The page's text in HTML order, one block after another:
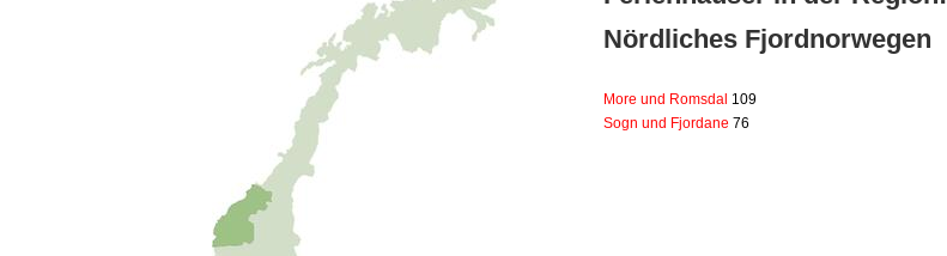
Nördliches Fjordnorwegen
More und Romsdal 109
Sogn und Fjordane 76